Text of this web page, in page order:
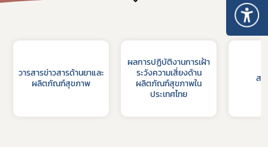
วารสารข่าวสารด้านยาและ
ผลิตภัณฑ์สุขภาพ
ผลการปฏิบัติงานการเฝ้า
ระวังความเสี่ยงด้าน
ผลิตภัณฑ์สุขภาพใน
ประเทศไทย
สรุ